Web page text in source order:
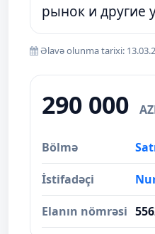
рынок и другие
Əlavə olunma tarixi:
290 000
Bölmə
İstifadəçi
Elanın nömrəsi